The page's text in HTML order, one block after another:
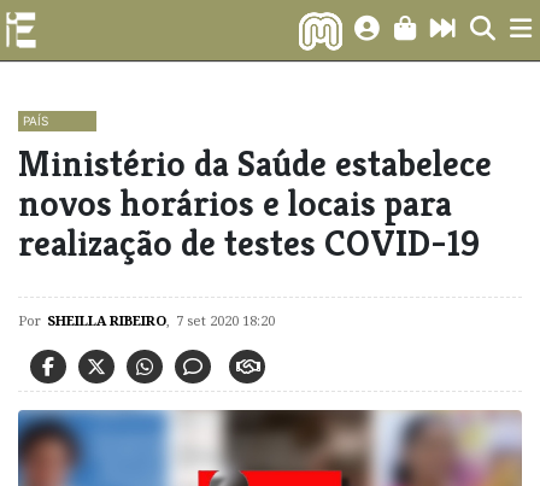
PAÍS
Ministério da Saúde estabelece
novos horários e locais para
realização de testes COVID-19
Por SHEILLA RIBEIRO, 7 set 2020 18:20